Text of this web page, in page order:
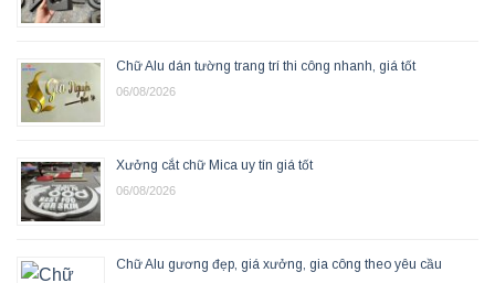
Chữ Alu dán tường trang trí thi công nhanh, giá tốt
06/08/2026
Xưởng cắt chữ Mica uy tín giá tốt
06/08/2026
Chữ Alu gương đẹp, giá xưởng, gia công theo yêu cầu